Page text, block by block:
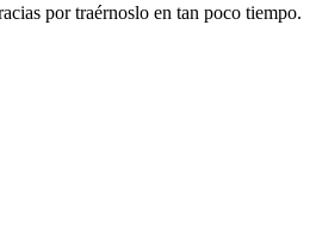
por traérnoslo en tan poco tiempo.